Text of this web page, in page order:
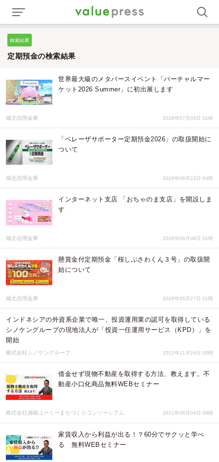
検索結果
定期預金の検索結果
世界最大級のメタバースイベント「バーチャルマー
ケット2026 Summer」に初出展します
城北信用金庫 2026年07月03日 01時
「ベレーザサポーター定期預金2026」の取扱開始に
ついて
城北信用金庫 2026年06月23日 04時
インターネット支店 「おちゃのま支店」を開設しま
す
城北信用金庫 2026年06月08日 01時
懸賞金付定期預金「桜しぶさわくん３号」の取扱開
始について
城北信用金庫 2026年05月27日 01時
インドネシアの外資系企業で唯一、投資運用業の認可を取得している
シノケングループの現地法人が「投資一任運用サービス（KPD）」を
開始
株式会社シノケングループ 2021年11月24日 00時
借金せず現物不動産を取得する方法、教えます。不
動産小口化商品無料WEBセミナー
株式会社湘南ユーミーまちづくりコンソーシアム 2021年08月04日 08時
家賃収入から利益が出る！？60分でサクッと学べ
る 無料WEBセミナー